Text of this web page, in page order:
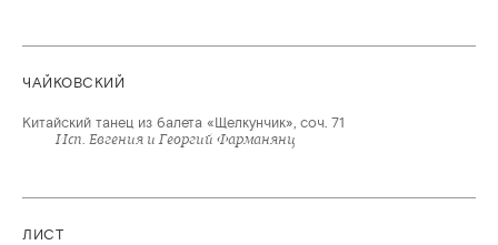
ЧАЙКОВСКИЙ
Китайский танец из балета «Щелкунчик», соч. 71
Исп. Евгения и Георгий Фарманянц
ЛИСТ